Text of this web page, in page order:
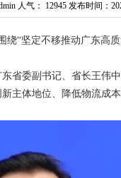
人气： 12945 发布时间：
绕“坚定不移推动广东高
省委副书记、省长王伟
主体地位、降低物流成